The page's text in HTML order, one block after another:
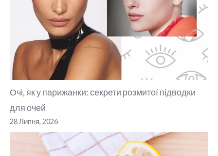
Очі, як у парижанки: секрети розмитої підводки
для очей
28 Липня, 2026